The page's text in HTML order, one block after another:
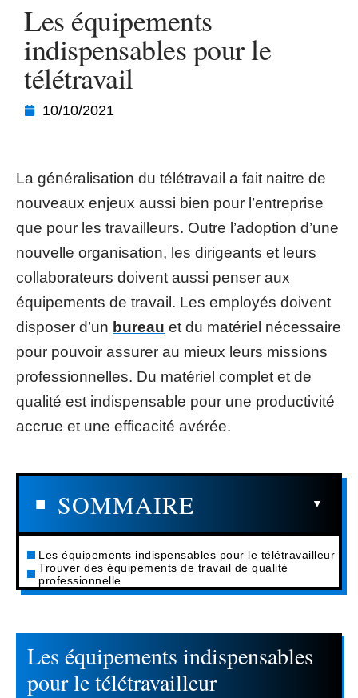
Les équipements
indispensables pour le
télétravail
10/10/2021
La généralisation du télétravail a fait naitre de
nouveaux enjeux aussi bien pour l’entreprise
que pour les travailleurs. Outre l’adoption d’une
nouvelle organisation, les dirigeants et leurs
collaborateurs doivent aussi penser aux
équipements de travail. Les employés doivent
disposer d’un bureau et du matériel nécessaire
pour pouvoir assurer au mieux leurs missions
professionnelles. Du matériel complet et de
qualité est indispensable pour une productivité
accrue et une efficacité avérée.
SOMMAIRE
Les équipements indispensables pour le télétravailleur
Trouver des équipements de travail de qualité
professionnelle
Les équipements indispensables
pour le télétravailleur